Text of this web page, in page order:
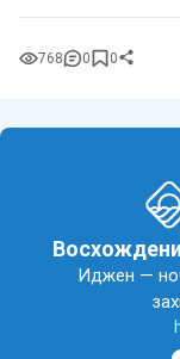
768 0 0
Иджен —